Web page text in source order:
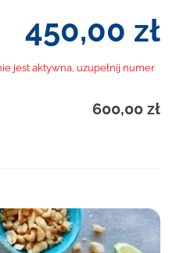
450,00 zł
jest aktywna, uzupełnij numer
600,00 zł